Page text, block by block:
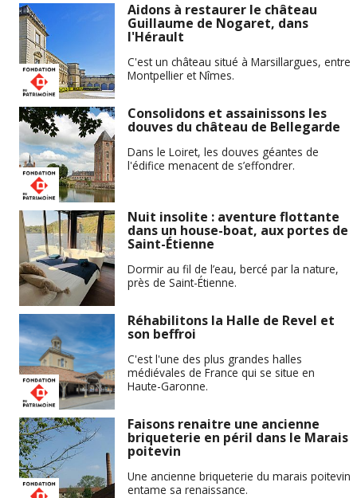
Aidons à restaurer le château
Guillaume de Nogaret, dans
l'Hérault
C'est un château situé à Marsillargues, entre
Montpellier et Nîmes.
Consolidons et assainissons les
douves du château de Bellegarde
Dans le Loiret, les douves géantes de
l'édifice menacent de s’effondrer.
Nuit insolite : aventure flottante
dans un house-boat, aux portes de
Saint-Étienne
Dormir au fil de l’eau, bercé par la nature,
près de Saint-Étienne.
Réhabilitons la Halle de Revel et
son beffroi
C'est l'une des plus grandes halles
médiévales de France qui se situe en
Haute-Garonne.
Faisons renaitre une ancienne
briqueterie en péril dans le Marais
poitevin
Une ancienne briqueterie du marais poitevin
entame sa renaissance.